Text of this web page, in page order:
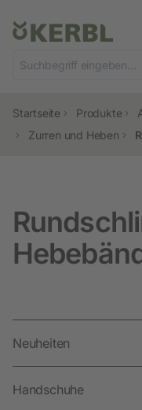
Startseite Produkte
Zurren und Heben
Neuheiten
Handschuhe